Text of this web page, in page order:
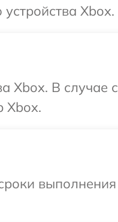
Xbox.
Xbox. В случае
Xbox.